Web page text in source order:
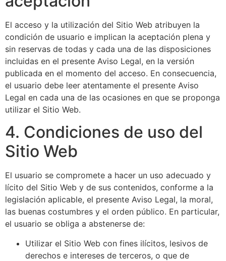
El acceso y la utilización del Sitio Web atribuyen la
condición de usuario e implican la aceptación plena y
sin reservas de todas y cada una de las disposiciones
incluidas en el presente Aviso Legal, en la versión
publicada en el momento del acceso. En consecuencia,
el usuario debe leer atentamente el presente Aviso
Legal en cada una de las ocasiones en que se proponga
utilizar el Sitio Web.
4. Condiciones de uso del
Sitio Web
El usuario se compromete a hacer un uso adecuado y
lícito del Sitio Web y de sus contenidos, conforme a la
legislación aplicable, el presente Aviso Legal, la moral,
las buenas costumbres y el orden público. En particular,
el usuario se obliga a abstenerse de:
Utilizar el Sitio Web con fines ilícitos, lesivos de
derechos e intereses de terceros, o que de